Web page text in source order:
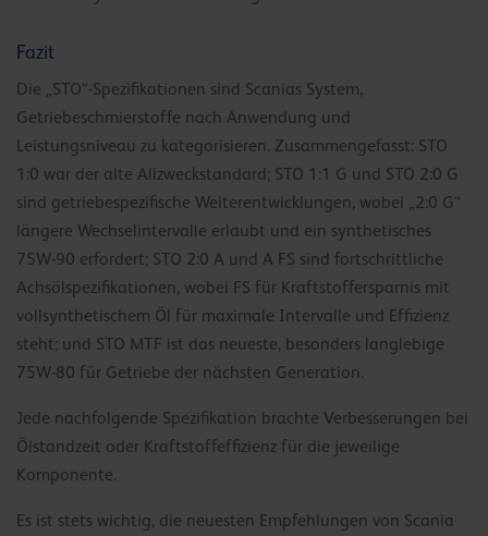
Fazit
Die „STO“-Spezifikationen sind Scanias System,
Getriebeschmierstoffe nach Anwendung und
Leistungsniveau zu kategorisieren. Zusammengefasst: STO
1:0 war der alte Allzweckstandard; STO 1:1 G und STO 2:0 G
sind getriebespezifische Weiterentwicklungen, wobei „2:0 G“
längere Wechselintervalle erlaubt und ein synthetisches
75W-90 erfordert; STO 2:0 A und A FS sind fortschrittliche
Achsölspezifikationen, wobei FS für Kraftstoffersparnis mit
vollsynthetischem Öl für maximale Intervalle und Effizienz
steht; und STO MTF ist das neueste, besonders langlebige
75W-80 für Getriebe der nächsten Generation.
Jede nachfolgende Spezifikation brachte Verbesserungen bei
Ölstandzeit oder Kraftstoffeffizienz für die jeweilige
Komponente.
Es ist stets wichtig, die neuesten Empfehlungen von Scania